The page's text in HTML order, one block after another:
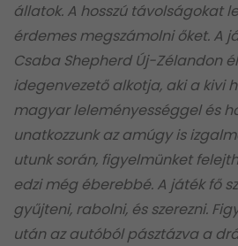
állatok. A hosszú távolságokat
érdemes megszámolni őket. A
Csaba Shepherd Új-Zélandon
idegenvezető alkotja, aki a kivi
magyar leleményességgel és
unatkozzunk az amúgy is
utunk során, figyelmünket
edzi még éberebbé. A játék fő
gyűjteni, rabolni, és szerezni.
után az autóból pásztázva a